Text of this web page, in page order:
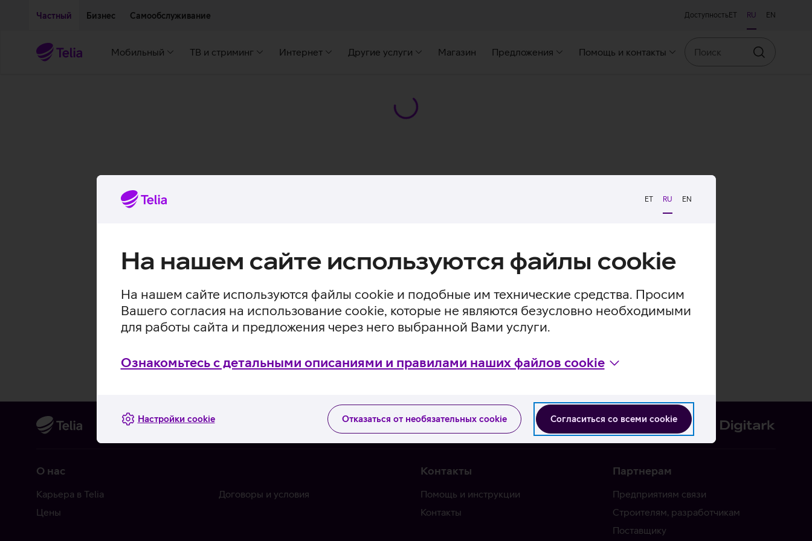
ET RU EN
На нашем сайте используются файлы cookie
На нашем сайте используются файлы cookie и подобные им технические средства. Просим
Вашего согласия на использование cookie, которые не являются безусловно необходимыми
для работы сайта и предложения через него выбранной Вами услуги.
Ознакомьтесь с детальными описаниями и правилами наших файлов cookie
Согласиться со всеми cookie
Отказаться от необязательных cookie
Настройки cookie
Частный Бизнес Самообслуживание Доступность ET RU EN
Мобильный ТВ и стриминг Интернет Другие услуги Магазин Предложения Помощь и контакты
Искать
О нас
Карьера в Telia
Цены
Договоры и условия
Контакты
Помощь и инструкции
Контакты
Партнерам
Предприятиям связи
Строителям, разработчикам
Поставщику